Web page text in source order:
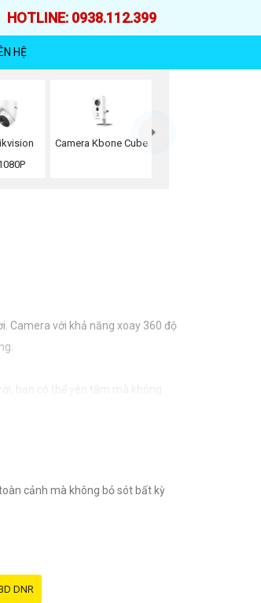
HOTLINE: 0938.112.399
HỆ
Camera Kbone Cube
Camera với khả năng xoay 360 độ
bạn có thể yên tâm mà không
cảnh mà không bỏ sót bất kỳ
DNR